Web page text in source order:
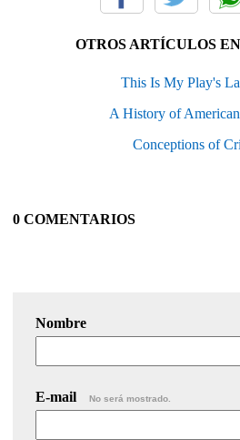
OTROS ARTÍCULOS
This Is My Play's
A History of
Conceptions of
0 COMENTARIOS
Nombre
E-mail No será mostrado.